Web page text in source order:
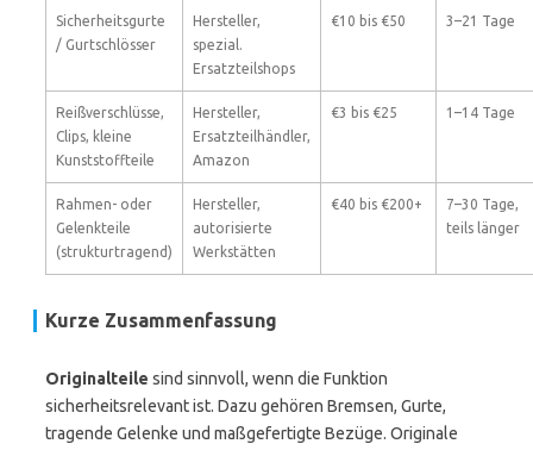
Sicherheitsgurte
/ Gurtschlösser
Hersteller,
spezial.
Ersatzteilshops
€10 bis €50 3–21 Tage
Reißverschlüsse,
Clips, kleine
Kunststoffteile
Hersteller,
Ersatzteilhändler,
Amazon
€3 bis €25 1–14 Tage
Rahmen- oder
Gelenkteile
(strukturtragend)
Hersteller,
autorisierte
Werkstätten
€40 bis €200+
7–30 Tage,
teils länger
Kurze Zusammenfassung
Originalteile sind sinnvoll, wenn die Funktion
sicherheitsrelevant ist. Dazu gehören Bremsen, Gurte,
tragende Gelenke und maßgefertigte Bezüge. Originale